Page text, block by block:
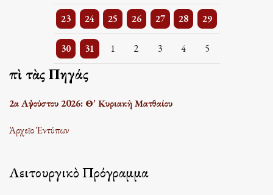
23
2 events 24
One event25
One event26
One event27
One event28
2 events 29
2 events
30
3 events 31
One event1
One event2
One event3
One event4
One event5
One event
Ἐπὶ τὰς Πηγάς
2α Αὐγούστου 2026: Θ’ Κυριακὴ Ματθαίου
Ἀρχεῖο Ἐντύπων
Λειτουργικὸ Πρόγραμμα